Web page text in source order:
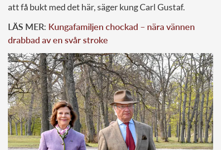
att få bukt med det här, säger kung Carl Gustaf.
LÄS MER: Kungafamiljen chockad – nära vännen
drabbad av en svår stroke